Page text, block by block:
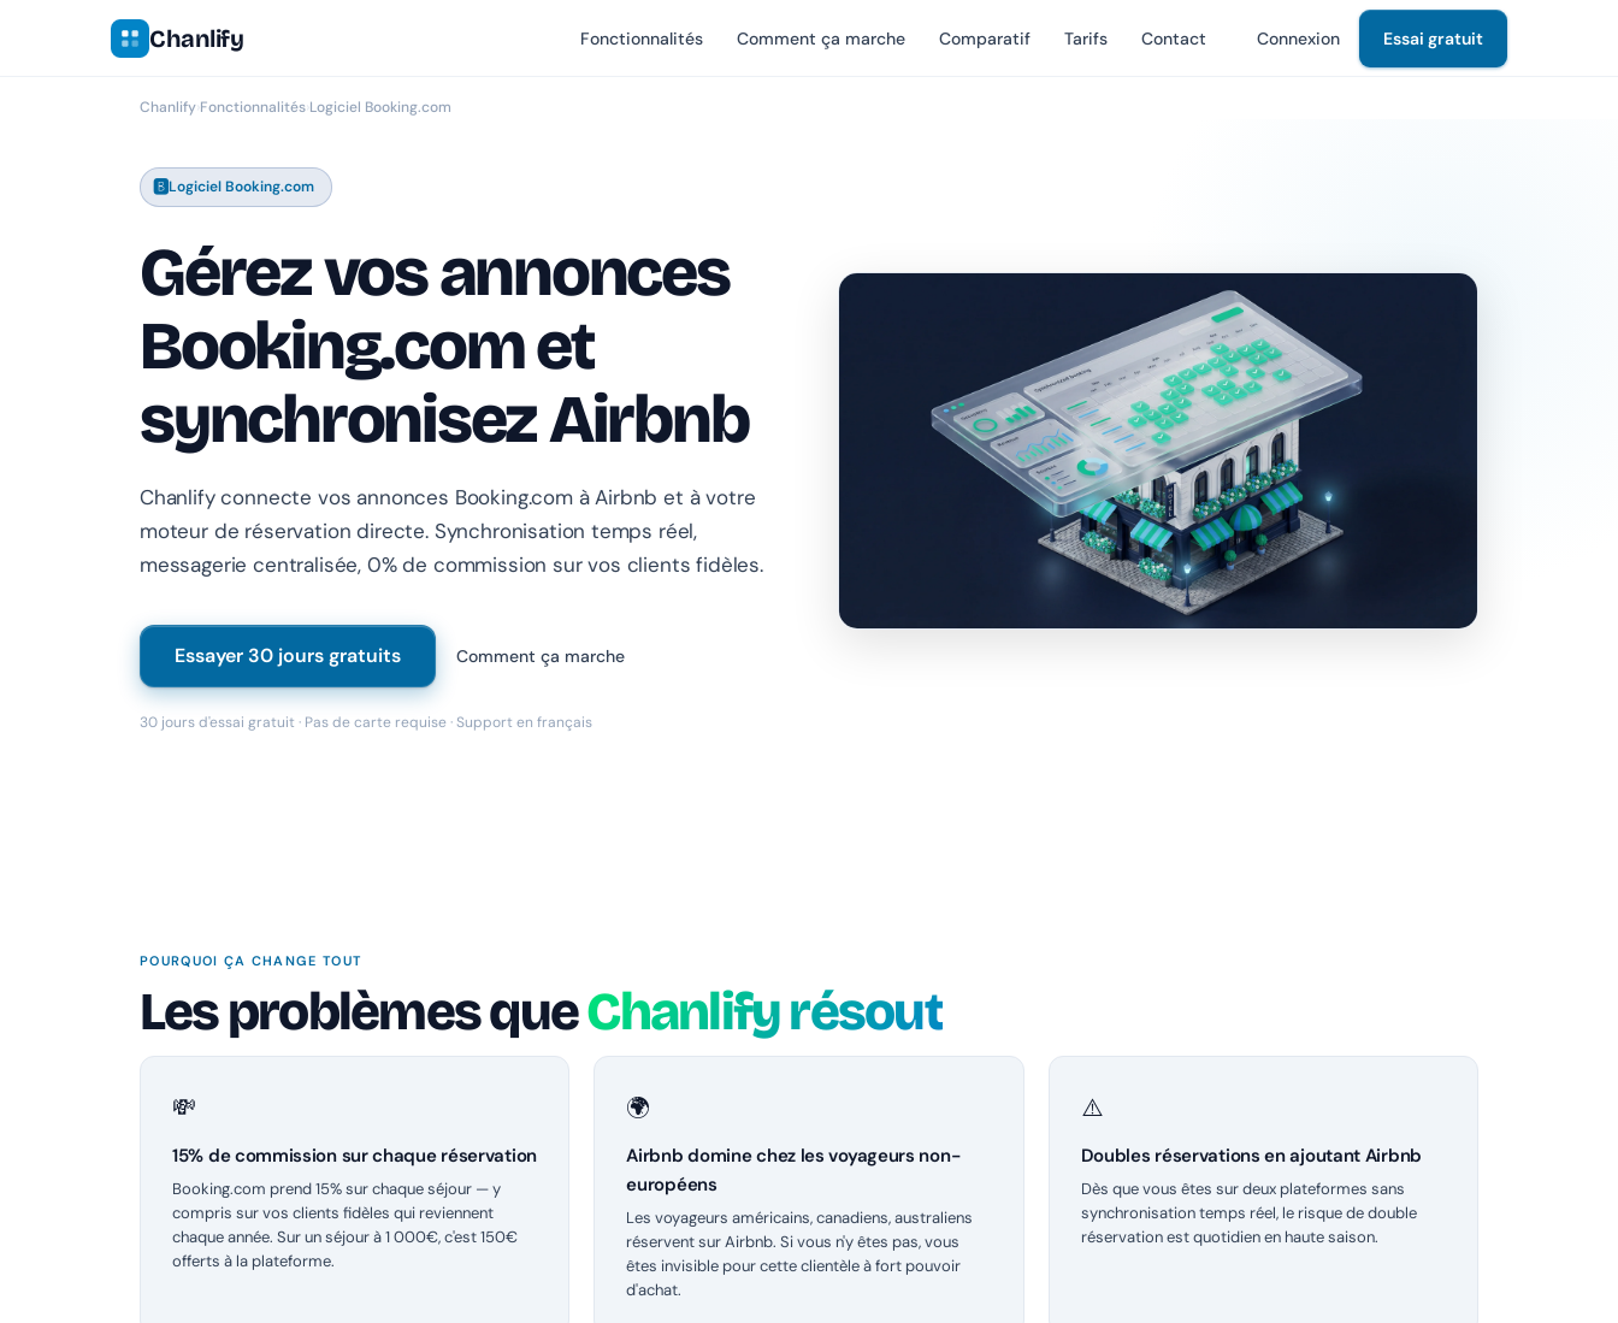
Chanlify Fonctionnalités Comment ça marche Comparatif Tarifs Contact Connexion Essai gratuit
Chanlify›Fonctionnalités›Logiciel Booking.com
🅱️Logiciel Booking.com
Gérez vos annonces
Booking.com et
synchronisez Airbnb
Chanlify connecte vos annonces Booking.com à Airbnb et à votre
moteur de réservation directe. Synchronisation temps réel,
messagerie centralisée, 0% de commission sur vos clients fidèles.
Essayer 30 jours gratuits Comment ça marche
30 jours d'essai gratuit · Pas de carte requise · Support en français
POURQUOI ÇA CHANGE TOUT
Les problèmes queChanlify résout
💸
15% de commission sur chaque réservation
Booking.com prend 15% sur chaque séjour — y
compris sur vos clients fidèles qui reviennent
chaque année. Sur un séjour à 1 000€, c'est 150€
offerts à la plateforme.
🌍
Airbnb domine chez les voyageurs non-
européens
Les voyageurs américains, canadiens, australiens
réservent sur Airbnb. Si vous n'y êtes pas, vous
êtes invisible pour cette clientèle à fort pouvoir
d'achat.
⚠️
Doubles réservations en ajoutant Airbnb
Dès que vous êtes sur deux plateformes sans
synchronisation temps réel, le risque de double
réservation est quotidien en haute saison.